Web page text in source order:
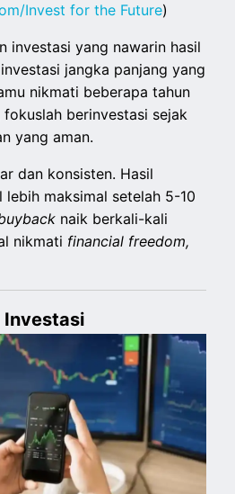
Invest for the Future)
investasi yang nawarin hasil
jangka panjang yang
nikmati beberapa tahun
fokuslah berinvestasi sejak
yang aman.
dan konsisten. Hasil
lebih maksimal setelah 5-10
naik berkali-kali
nikmati financial freedom,
Investasi